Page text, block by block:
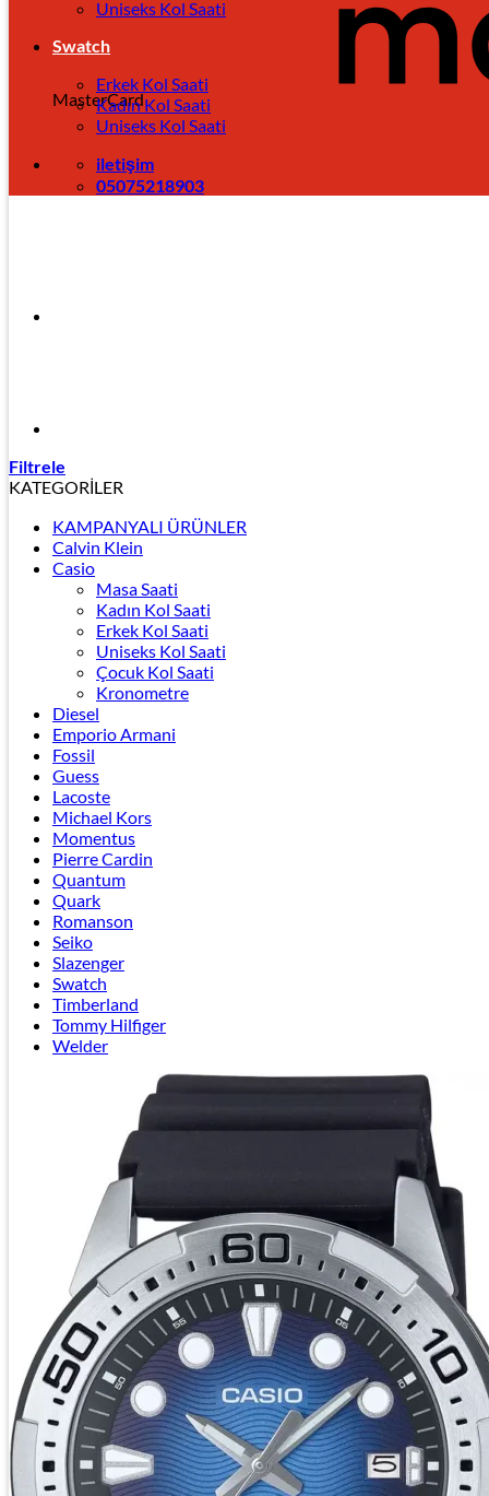
MasterCard
Uniseks Kol Saati
Swatch
Erkek Kol Saati
Kadın Kol Saati
Uniseks Kol Saati
iletişim
05075218903
Filtrele
KATEGORİLER
KAMPANYALI ÜRÜNLER
Calvin Klein
Casio
Masa Saati
Kadın Kol Saati
Erkek Kol Saati
Uniseks Kol Saati
Çocuk Kol Saati
Kronometre
Diesel
Emporio Armani
Fossil
Guess
Lacoste
Michael Kors
Momentus
Pierre Cardin
Quantum
Quark
Romanson
Seiko
Slazenger
Swatch
Timberland
Tommy Hilfiger
Welder